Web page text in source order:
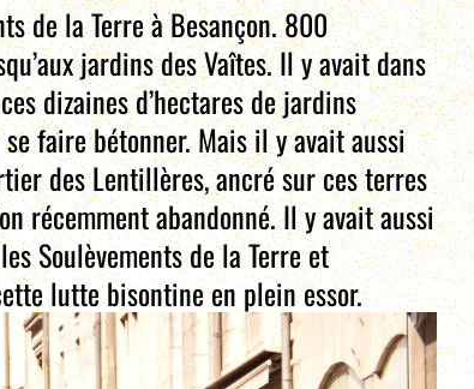
de la Terre à Besançon. 800
jardins des Vaîtes. Il y avait dans
dizaines d’hectares de jardins
faire bétonner. Mais il y avait aussi
des Lentillères, ancré sur ces terres
récemment abandonné. Il y avait aussi
Soulèvements de la Terre et
lutte bisontine en plein essor.